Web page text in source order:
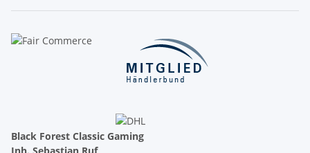
Black Forest Classic Gaming